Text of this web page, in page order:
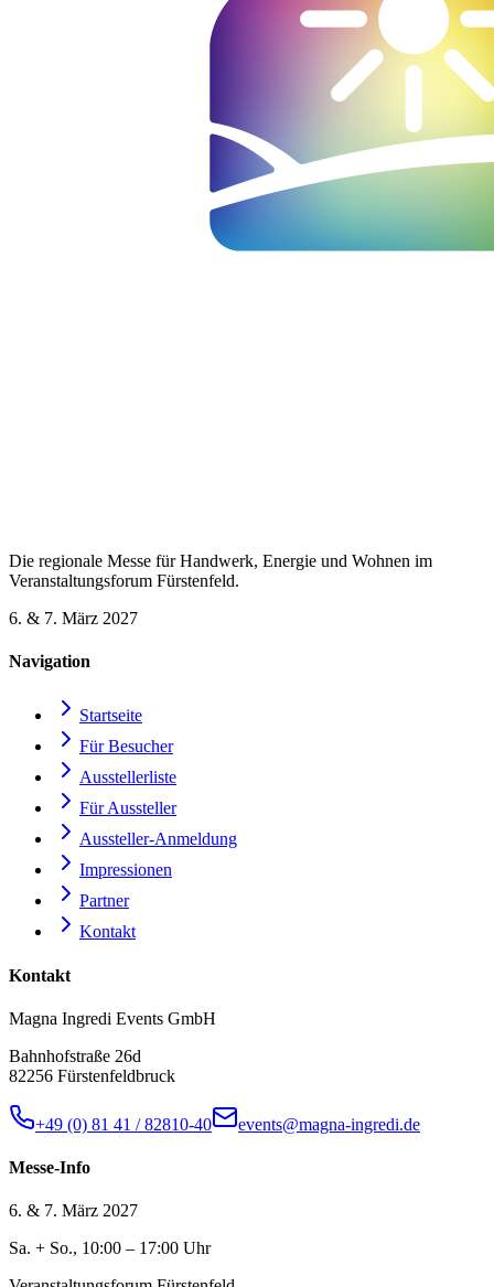
Die regionale Messe für Handwerk, Energie und Wohnen im
Veranstaltungsforum Fürstenfeld.
6. & 7. März 2027
Navigation
Startseite
Für Besucher
Ausstellerliste
Für Aussteller
Aussteller-Anmeldung
Impressionen
Partner
Kontakt
Kontakt
Magna Ingredi Events GmbH
Bahnhofstraße 26d
82256 Fürstenfeldbruck
+49 (0) 81 41 / 82810-40 events@magna-ingredi.de
Messe-Info
6. & 7. März 2027
Sa. + So., 10:00 – 17:00 Uhr